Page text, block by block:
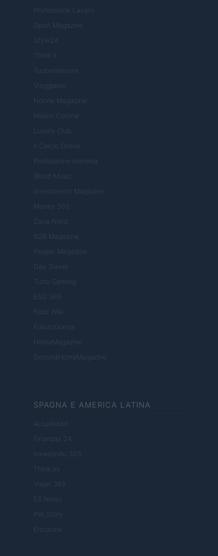
Professione Lavoro
Sport Magazine
Style24
Think.it
Tuobenessere
Viaggiamo
Nonne Magazine
Milano Cortina
Luxury Club
Il Calcio Online
Professione mamma
World Music
Investimenti Magazine
Money 365
Zona Nerd
B2B Magazine
People Magazine
Day Travel
Tutto Gaming
ESG 365
Food Wiki
FuturoDonna
HomeMagazine
SecondHomeMagazine
SPAGNA E AMERICA LATINA
Actualidad
Finanzas 24
Investindo 365
Think.es
Viajar 365
ES Newz
Pet Story
Encocina